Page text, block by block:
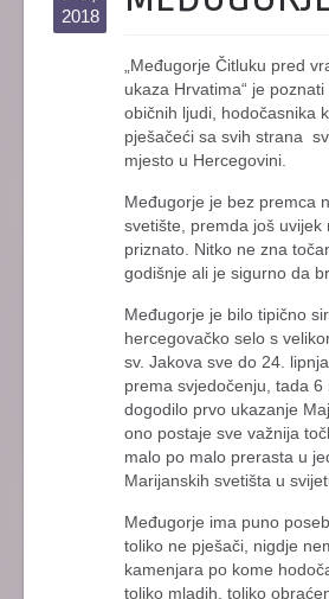
2018
„Međugorje Čitluku pred
ukaza Hrvatima“ je
običnih ljudi, hodočasnika
pješačeći sa svih strana
mjesto u Hercegovini.
Međugorje je bez premca
svetište, premda još uvijek
priznato. Nitko ne zna
godišnje ali je sigurno da
Međugorje je bilo tipično
hercegovačko selo s
sv. Jakova sve do 24.
prema svjedočenju, tada 6
dogodilo prvo ukazanje
ono postaje sve važnija
malo po malo prerasta u
Marijanskih svetišta u
Međugorje ima puno
toliko ne pješači, nigdje
kamenjara po kome
toliko mladih, toliko